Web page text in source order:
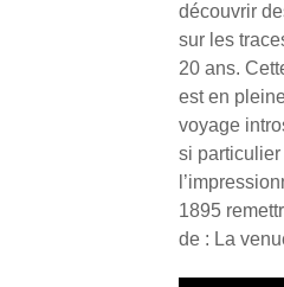
découvrir
sur les
20 ans.
est en
voyage
si particulier
1895
de : La